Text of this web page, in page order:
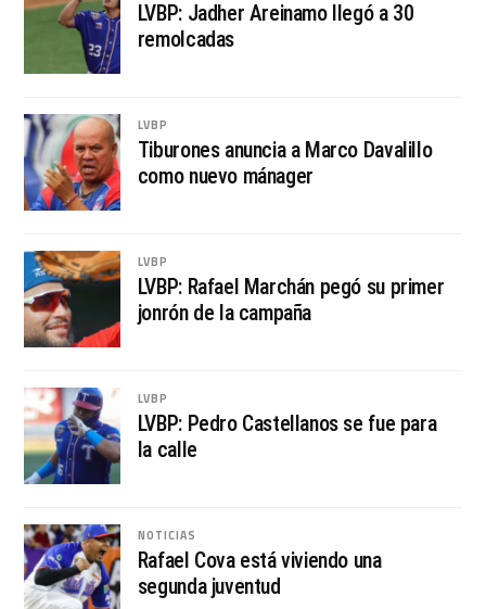
LVBP: Jadher Areinamo llegó a 30
remolcadas
LVBP
Tiburones anuncia a Marco Davalillo
como nuevo mánager
LVBP
LVBP: Rafael Marchán pegó su primer
jonrón de la campaña
LVBP
LVBP: Pedro Castellanos se fue para
la calle
NOTICIAS
Rafael Cova está viviendo una
segunda juventud